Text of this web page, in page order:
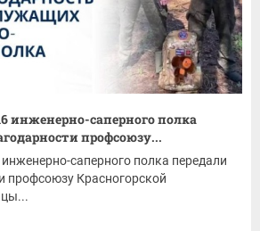
инженерно-саперного полка
профсоюзу...
саперного полка передали
профсоюзу Красногорской